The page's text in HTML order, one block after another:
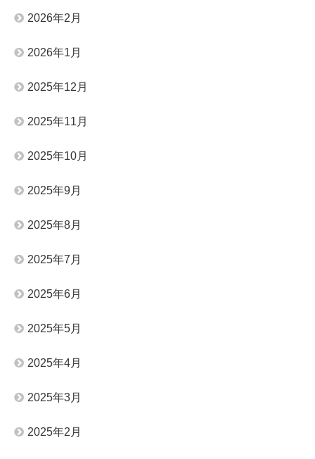
2026年2月
2026年1月
2025年12月
2025年11月
2025年10月
2025年9月
2025年8月
2025年7月
2025年6月
2025年5月
2025年4月
2025年3月
2025年2月